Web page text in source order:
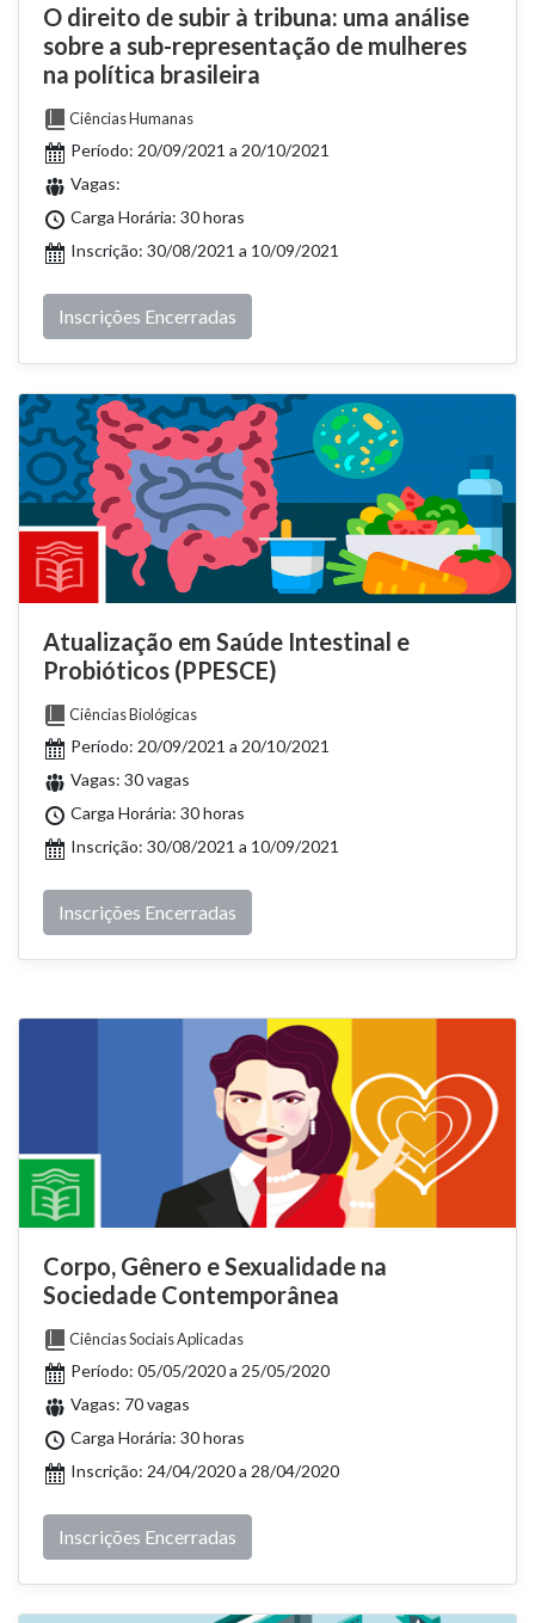
O direito de subir à tribuna: uma análise
sobre a sub-representação de mulheres
na política brasileira
Ciências Humanas
Período: 20/09/2021 a 20/10/2021
Vagas:
Carga Horária: 30 horas
Inscrição: 30/08/2021 a 10/09/2021
Inscrições Encerradas
Atualização em Saúde Intestinal e
Probióticos (PPESCE)
Ciências Biológicas
Período: 20/09/2021 a 20/10/2021
Vagas: 30 vagas
Carga Horária: 30 horas
Inscrição: 30/08/2021 a 10/09/2021
Inscrições Encerradas
Corpo, Gênero e Sexualidade na
Sociedade Contemporânea
Ciências Sociais Aplicadas
Período: 05/05/2020 a 25/05/2020
Vagas: 70 vagas
Carga Horária: 30 horas
Inscrição: 24/04/2020 a 28/04/2020
Inscrições Encerradas